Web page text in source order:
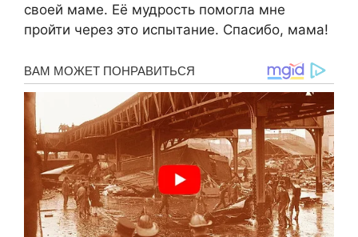
своей маме. Её мудрость помогла мне
пройти через это испытание. Спасибо, мама!